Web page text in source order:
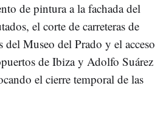
de pintura a la fachada del
el corte de carreteras de
del Museo del Prado y el acceso
de Ibiza y Adolfo Suárez
el cierre temporal de las